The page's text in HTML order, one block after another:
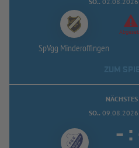
SpVgg Minderoffingen
NÄCHSTES
SO..
- :